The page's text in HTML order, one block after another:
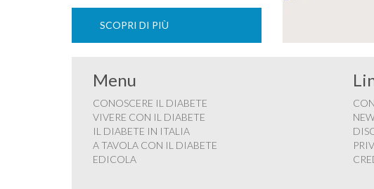
SCOPRI DI PIÙ
Menu
CONOSCERE IL DIABETE
VIVERE CON IL DIABETE
IL DIABETE IN ITALIA
A TAVOLA CON IL DIABETE
EDICOLA